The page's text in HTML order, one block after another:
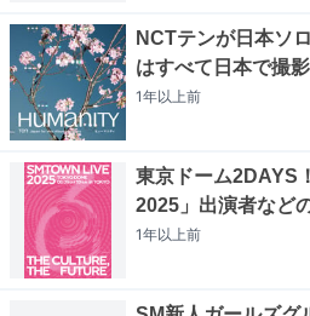
NCTテンが日本ソ
はすべて日本で撮影
1年以上前
東京ドーム2DAYS
2025」出演者など
1年以上前